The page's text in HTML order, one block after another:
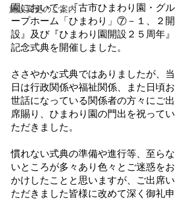
施設変更のご案内
園において、『古市ひまわり園・グル
ープホーム「ひまわり」⑦－１、２開
設』及び『ひまわり園開設２５周年』
記念式典を開催しました。
ささやかな式典ではありましたが、当
日は行政関係や福祉関係、また日頃お
世話になっている関係者の方々にご出
席賜り、ひまわり園の門出を祝ってい
ただきました。
慣れない式典の準備や進行等、至らな
いところが多々あり色々とご迷惑をお
かけしたことと思いますが、ご出席い
ただきました皆様に改めて深く御礼申